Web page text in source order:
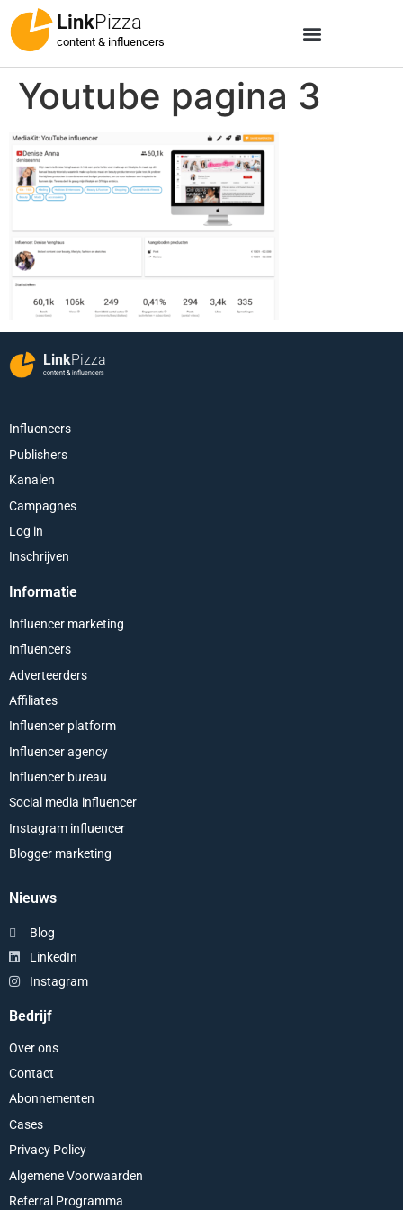
LinkPizza
content & influencers
Youtube pagina 3
LinkPizza
content & influencers
Influencers
Publishers
Kanalen
Campagnes
Log in
Inschrijven
Informatie
Influencer marketing
Influencers
Adverteerders
Affiliates
Influencer platform
Influencer agency
Influencer bureau
Social media influencer
Instagram influencer
Blogger marketing
Nieuws
Blog
LinkedIn
Instagram
Bedrijf
Over ons
Contact
Abonnementen
Cases
Privacy Policy
Algemene Voorwaarden
Referral Programma